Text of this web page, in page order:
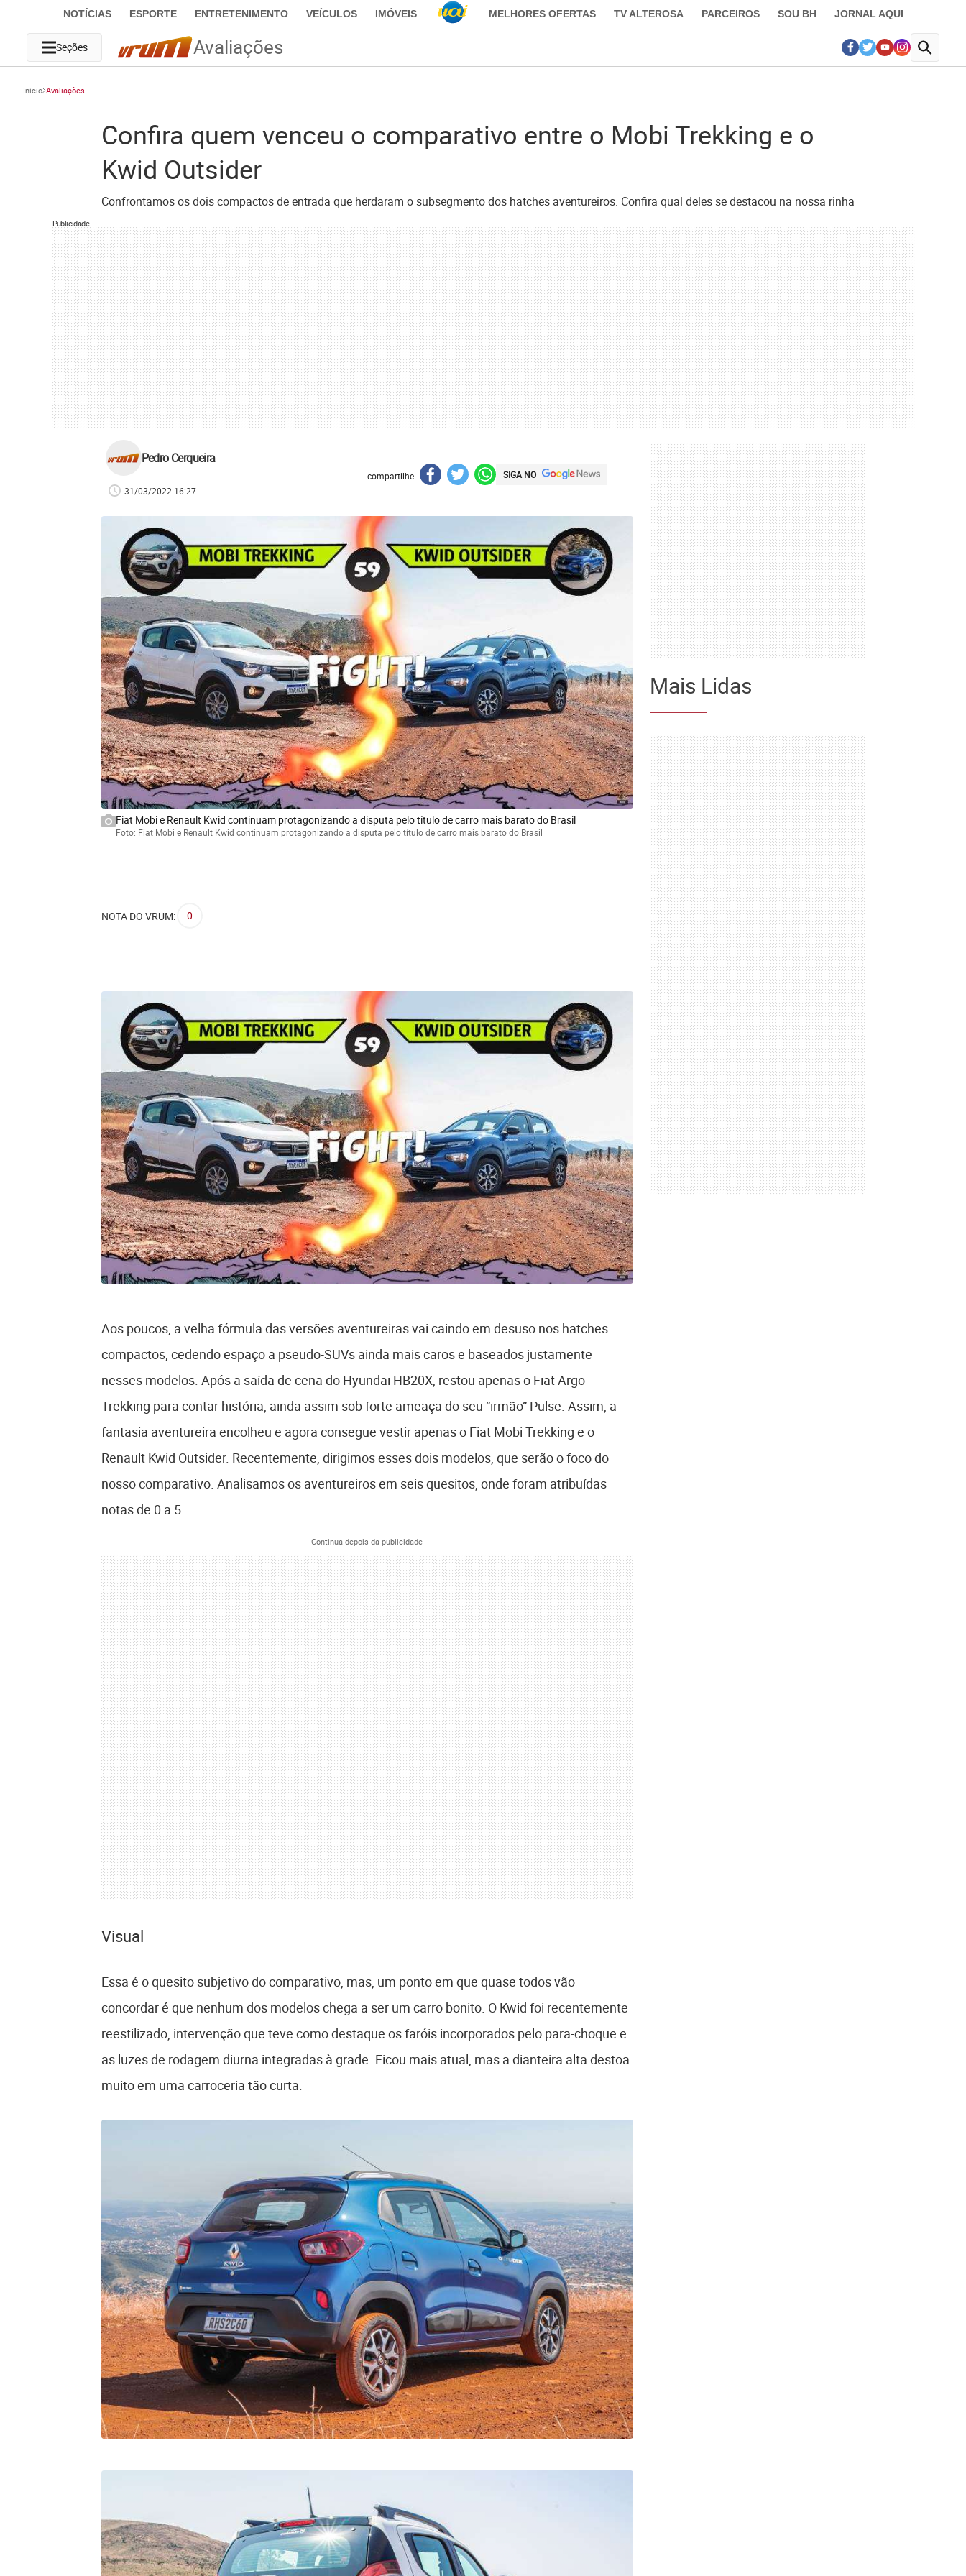
NOTÍCIAS ESPORTE ENTRETENIMENTO VEÍCULOS IMÓVEIS MELHORES OFERTAS TV ALTEROSA PARCEIROS SOU BH JORNAL AQUI
Seções Avaliações
Início Avaliações
Confira quem venceu o comparativo entre o Mobi Trekking e o
Kwid Outsider
Confrontamos os dois compactos de entrada que herdaram o subsegmento dos hatches aventureiros. Confira qual deles se destacou na nossa rinha
Publicidade
Pedro Cerqueira
31/03/2022 16:27
compartilhe SIGA NO
Fiat Mobi e Renault Kwid continuam protagonizando a disputa pelo título de carro mais barato do Brasil
Foto: Fiat Mobi e Renault Kwid continuam protagonizando a disputa pelo título de carro mais barato do Brasil
NOTA DO VRUM: 0
Aos poucos, a velha fórmula das versões aventureiras vai caindo em desuso nos hatches
compactos, cedendo espaço a pseudo-SUVs ainda mais caros e baseados justamente
nesses modelos. Após a saída de cena do Hyundai HB20X, restou apenas o Fiat Argo
Trekking para contar história, ainda assim sob forte ameaça do seu “irmão” Pulse. Assim, a
fantasia aventureira encolheu e agora consegue vestir apenas o Fiat Mobi Trekking e o
Renault Kwid Outsider. Recentemente, dirigimos esses dois modelos, que serão o foco do
nosso comparativo. Analisamos os aventureiros em seis quesitos, onde foram atribuídas
notas de 0 a 5.
Continua depois da publicidade
Visual
Essa é o quesito subjetivo do comparativo, mas, um ponto em que quase todos vão
concordar é que nenhum dos modelos chega a ser um carro bonito. O Kwid foi recentemente
reestilizado, intervenção que teve como destaque os faróis incorporados pelo para-choque e
as luzes de rodagem diurna integradas à grade. Ficou mais atual, mas a dianteira alta destoa
muito em uma carroceria tão curta.
Mais Lidas